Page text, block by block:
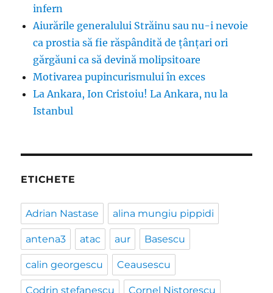
infern
Aiurările generalului Străinu sau nu-i nevoie
ca prostia să fie răspândită de țânțari ori
gărgăuni ca să devină molipsitoare
Motivarea pupincurismului în exces
La Ankara, Ion Cristoiu! La Ankara, nu la
Istanbul
ETICHETE
Adrian Nastase alina mungiu pippidi
antena3 atac aur Basescu
calin georgescu Ceausescu
Codrin stefanescu Cornel Nistorescu